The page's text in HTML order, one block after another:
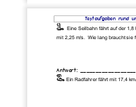
Textaufgaben rund
1.
Eine Seilbahn fährt auf der
mit 2,25 m/s.  Wie lang braucht sie
Antwort:
2. Ein Radfahrer fährt mit 17,4